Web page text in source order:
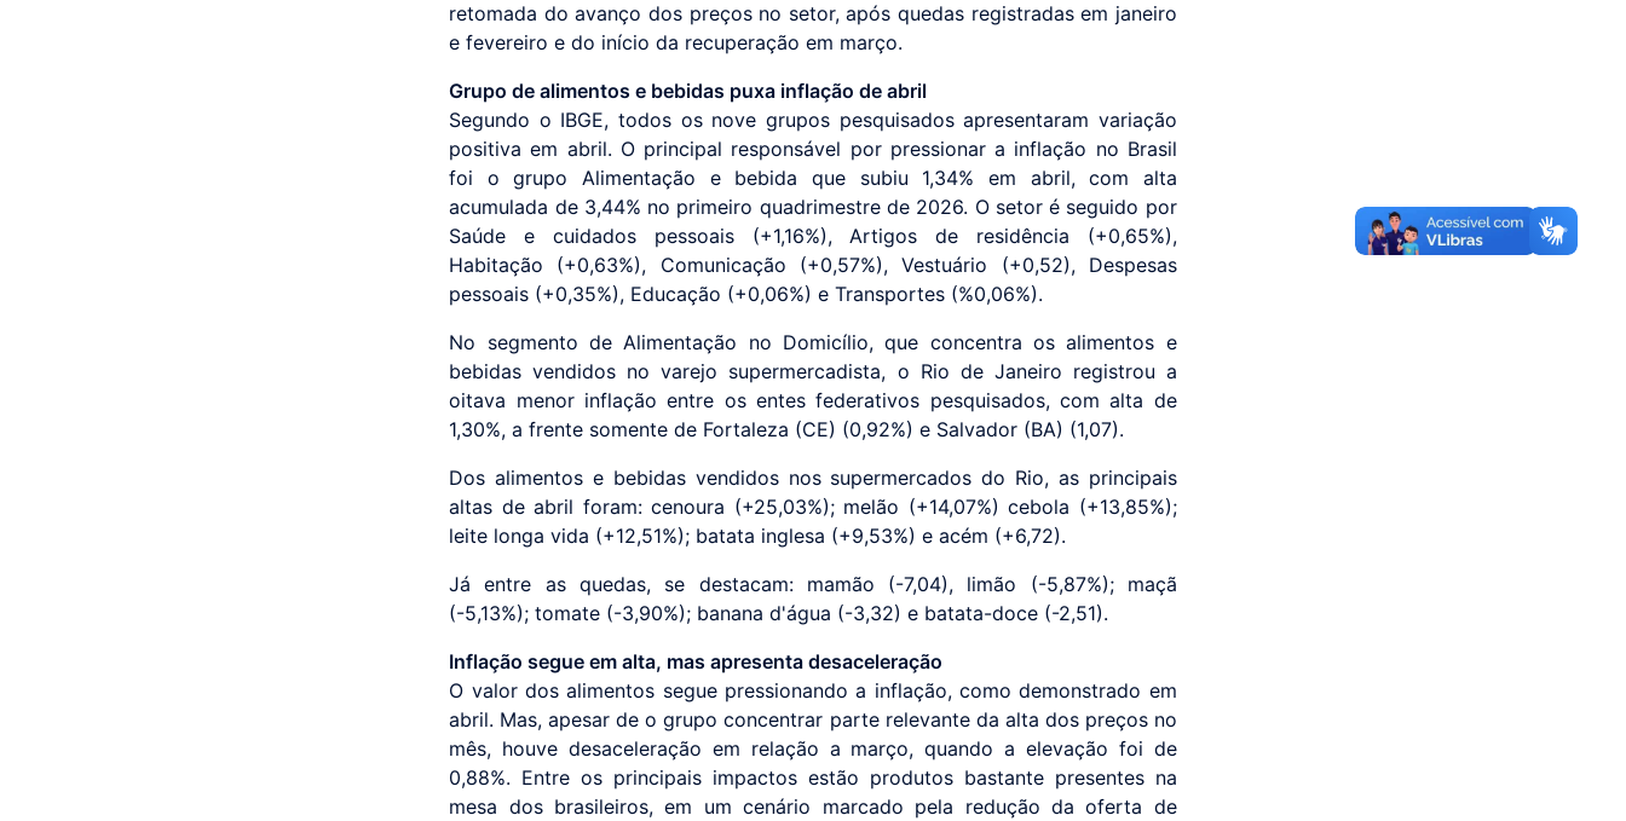
retomada do avanço dos preços no setor, após quedas registradas em janeiro
e fevereiro e do início da recuperação em março.
Grupo de alimentos e bebidas puxa inflação de abril
Segundo o IBGE, todos os nove grupos pesquisados apresentaram variação
positiva em abril. O principal responsável por pressionar a inflação no Brasil
foi o grupo Alimentação e bebida que subiu 1,34% em abril, com alta
acumulada de 3,44% no primeiro quadrimestre de 2026. O setor é seguido por
Saúde e cuidados pessoais (+1,16%), Artigos de residência (+0,65%),
Habitação (+0,63%), Comunicação (+0,57%), Vestuário (+0,52), Despesas
pessoais (+0,35%), Educação (+0,06%) e Transportes (%0,06%).
No segmento de Alimentação no Domicílio, que concentra os alimentos e
bebidas vendidos no varejo supermercadista, o Rio de Janeiro registrou a
oitava menor inflação entre os entes federativos pesquisados, com alta de
1,30%, a frente somente de Fortaleza (CE) (0,92%) e Salvador (BA) (1,07).
Dos alimentos e bebidas vendidos nos supermercados do Rio, as principais
altas de abril foram: cenoura (+25,03%); melão (+14,07%) cebola (+13,85%);
leite longa vida (+12,51%); batata inglesa (+9,53%) e acém (+6,72).
Já entre as quedas, se destacam: mamão (-7,04), limão (-5,87%); maçã
(-5,13%); tomate (-3,90%); banana d'água (-3,32) e batata-doce (-2,51).
Inflação segue em alta, mas apresenta desaceleração
O valor dos alimentos segue pressionando a inflação, como demonstrado em
abril. Mas, apesar de o grupo concentrar parte relevante da alta dos preços no
mês, houve desaceleração em relação a março, quando a elevação foi de
0,88%. Entre os principais impactos estão produtos bastante presentes na
mesa dos brasileiros, em um cenário marcado pela redução da oferta de